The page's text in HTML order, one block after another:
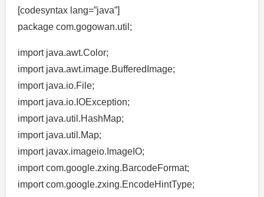
[codesyntax lang=”java”]
package com.gogowan.util;
import java.awt.Color;
import java.awt.image.BufferedImage;
import java.io.File;
import java.io.IOException;
import java.util.HashMap;
import java.util.Map;
import javax.imageio.ImageIO;
import com.google.zxing.BarcodeFormat;
import com.google.zxing.EncodeHintType;